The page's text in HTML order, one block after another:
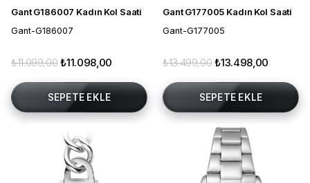
Gant G186007 Kadın Kol Saati
Gant-G186007
₺11.098,00
₺11.099,00
SEPETE EKLE
Gant G177005 Kadın Kol Saati
Gant-G177005
₺13.498,00
₺13.499,00
SEPETE EKLE